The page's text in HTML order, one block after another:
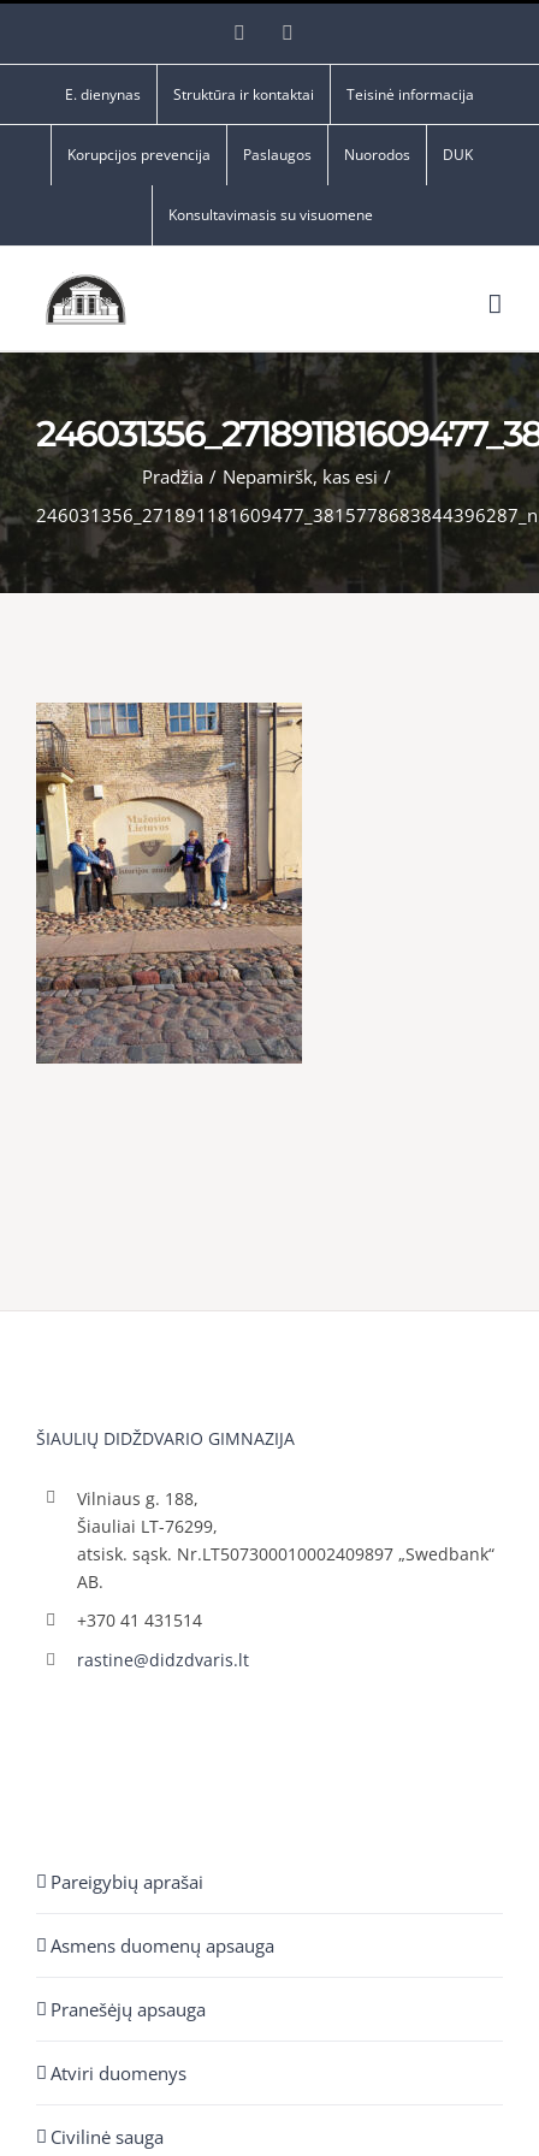
Facebook
E. dienynas Struktūra ir kontaktai Teisinė informacija
Korupcijos prevencija Paslaugos Nuorodos DUK
Konsultavimasis su visuomene
Pradžia / Nepamiršk, kas esi /
246031356_271891181609477_3815778683844396287_n
ŠIAULIŲ DIDŽDVARIO GIMNAZIJA
Vilniaus g. 188,
Šiauliai LT-76299,
atsisk. sąsk. Nr.LT507300010002409897 „Swedbank“
AB.
+370 41 431514
rastine@didzdvaris.lt
Pareigybių aprašai
Asmens duomenų apsauga
Pranešėjų apsauga
Atviri duomenys
Civilinė sauga